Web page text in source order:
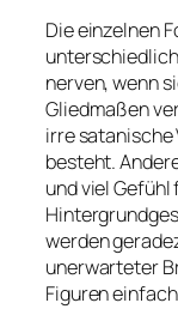
Die einzelnen
nerven, wenn
Gliedmaßen
irre satanische
besteht.
und viel
werden
unerwarteter
Figuren